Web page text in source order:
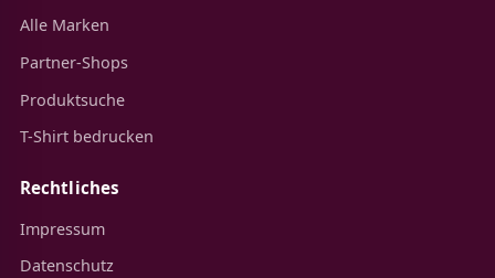
Alle Marken
Partner-Shops
Produktsuche
T-Shirt bedrucken
Rechtliches
Impressum
Datenschutz